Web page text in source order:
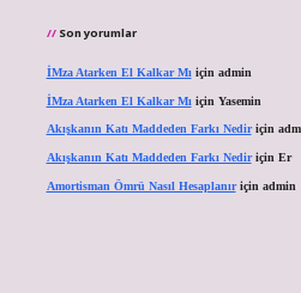
Son yorumlar
İMza Atarken El Kalkar Mıiçin admin
İMza Atarken El Kalkar Mıiçin Yasemin
Akışkanın Katı Maddeden Farkı Nediriçin
Akışkanın Katı Maddeden Farkı Nediriçin Er
Amortisman Ömrü Nasıl Hesaplanıriçin admin